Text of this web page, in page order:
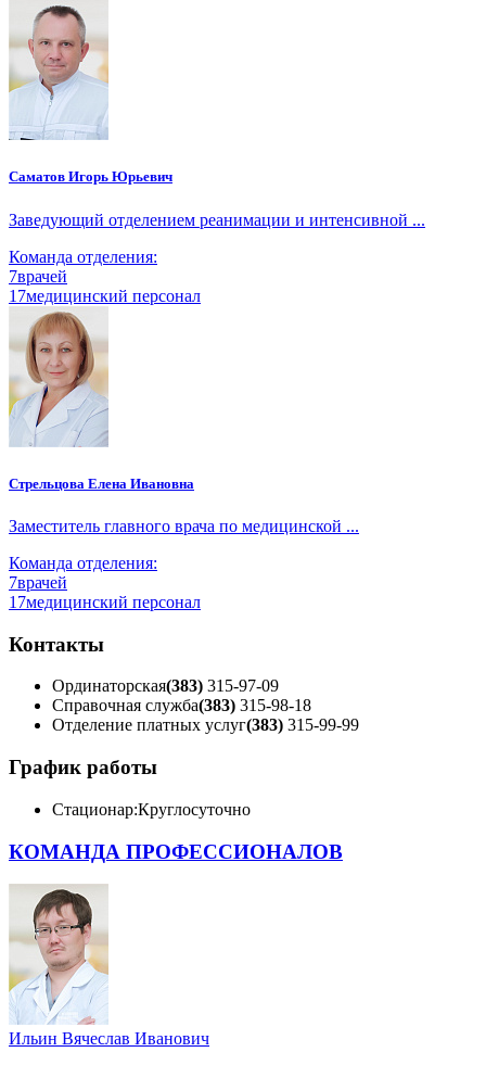
Саматов Игорь Юрьевич
Заведующий отделением реанимации и интенсивной ...
Команда отделения:
7врачей
17медицинский персонал
Стрельцова Елена Ивановна
Заместитель главного врача по медицинской ...
Команда отделения:
7врачей
17медицинский персонал
Контакты
Ординаторская(383) 315-97-09
Справочная служба(383) 315-98-18
Отделение платных услуг(383) 315-99-99
График работы
Стационар:Круглосуточно
КОМАНДА ПРОФЕССИОНАЛОВ
Ильин Вячеслав Иванович